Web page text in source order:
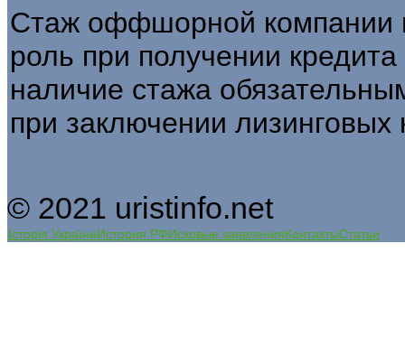
Стаж оффшорной компании
роль при получении
наличие стажа
при заключении лизинговых
© 2021 uristinfo.net
Історія УкраїниИстория РФИсковые заявленияКонтактыСтатьи